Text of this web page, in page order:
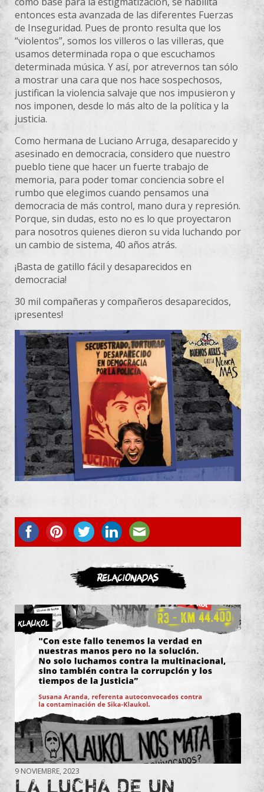
entonces esta avanzada de las diferentes Fuerzas
de Inseguridad. Pues de pronto resulta que los
“violentos”, somos los villeros o las villeras, que
usamos determinada ropa o que escuchamos
determinada música. Y así, por atrevernos tan sólo
a mostrar una cara que nos hace sospechosos,
justifican la violencia salvaje que nos impusieron y
nos imponen, desde lo más alto de la política y la
justicia.
Como hermana de Luciano Arruga, desaparecido y
asesinado en democracia, considero que nuestro
pueblo tiene que hacer un fuerte trabajo de
memoria, para poder tomar conciencia sobre el
rumbo que elegimos cuando pensamos una
democracia de más control, mano dura y represión.
Porque, sin dudas, esto no es lo que proyectaron
para nosotros quienes dieron su vida luchando por
un cambio de sistema, 40 años atrás.
¡Basta de gatillo fácil y desaparecidos en
democracia!
30 mil compañeras y compañeros desaparecidos,
¡presentes!
ASOCIATE
Relacionadas
KLAUKOL
9 NOVIEMBRE, 2023
LA LUCHA DE UN